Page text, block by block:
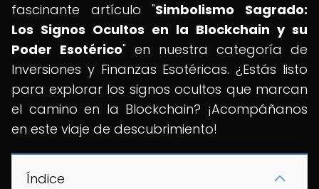
fascinante artículo "Simbolismo Sagrado:
Los Signos Ocultos en la Blockchain y su
Poder Esotérico" en nuestra categoría de
Inversiones y Finanzas Esotéricas. ¿Estás listo
para explorar los signos ocultos que marcan
el camino en la Blockchain? ¡Acompáñanos
en este viaje de descubrimiento!
Índice